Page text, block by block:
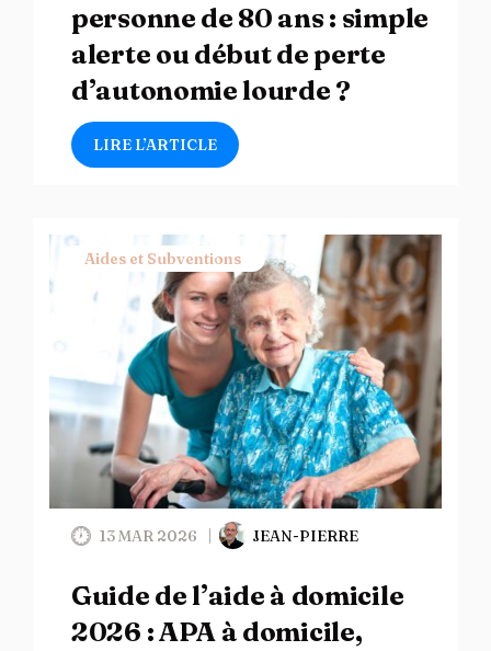
personne de 80 ans : simple
alerte ou début de perte
d’autonomie lourde ?
LIRE L’ARTICLE
Aides et Subventions
13 MAR 2026 JEAN-PIERRE
Guide de l’aide à domicile
2026 : APA à domicile,